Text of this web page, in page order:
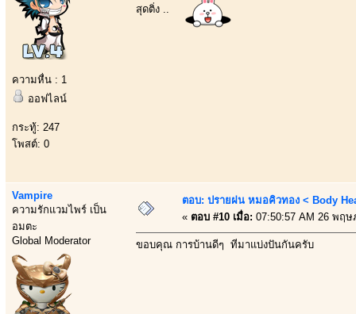
ความหื่น : 1
ออฟไลน์
กระทู้: 247
โพสต์: 0
สุดติ่ง ..
Vampire
ความรักแวมไพร์ เป็น
อมตะ
Global Moderator
ตอบ: ปรายฝน หมอคิวทอง < Body
« ตอบ #10 เมื่อ: 07:50:57 AM 26 พฤ
ขอบคุณ การบ้านดีๆ ที่มาแบ่งปันกันครับ